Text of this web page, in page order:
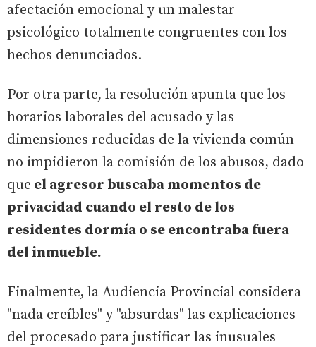
afectación emocional y un malestar
psicológico totalmente congruentes con los
hechos denunciados.
Por otra parte, la resolución apunta que los
horarios laborales del acusado y las
dimensiones reducidas de la vivienda común
no impidieron la comisión de los abusos, dado
que el agresor buscaba momentos de
privacidad cuando el resto de los
residentes dormía o se encontraba fuera
del inmueble.
Finalmente, la Audiencia Provincial considera
"nada creíbles" y "absurdas" las explicaciones
del procesado para justificar las inusuales